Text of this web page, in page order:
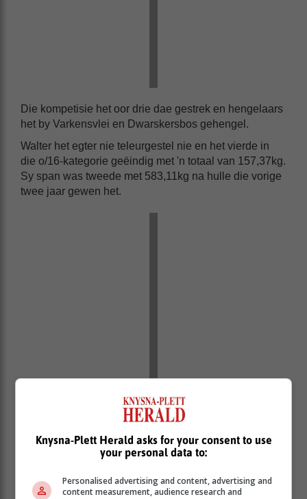
Die kompetisie het oor drie dae gestrek en hengelaars
het by Varkensvlei en Dwarskersbos gehengel.
Walter het egter nie teleurgestel nie en het vierde in
die o/16-kategorie geëindig met 'n totaal van 157,37kg.
Sy span was tweede met 583,11kg na hulle die vorige
twee jaar gewen het.
Knysna-Plett Herald asks for your consent to use
your personal data to:
Personalised advertising and content, advertising and
content measurement, audience research and